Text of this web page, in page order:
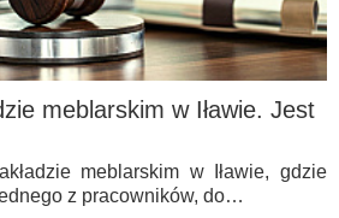
meblarskim w Iławie. Jest
meblarskim w Iławie, gdzie
z pracowników, do…